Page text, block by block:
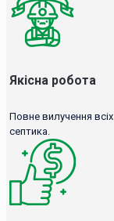
Якісна робота
Повне вилучення
септика.